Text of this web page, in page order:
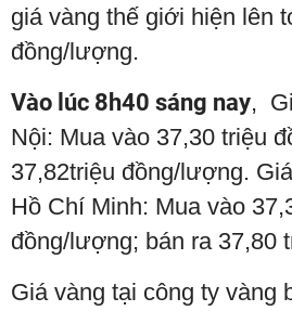
giá vàng thế giới hiện lên
đồng/lượng.
Vào lúc 8h40 sáng nay,
Nội: Mua vào 37,30 triệu
37,82triệu đồng/lượng.
Hồ Chí Minh: Mua vào
đồng/lượng; bán ra 37,80
Giá vàng tại công ty vàng